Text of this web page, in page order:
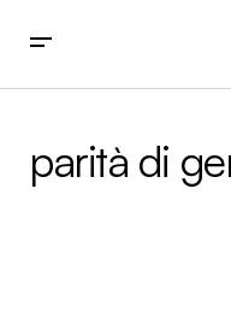
parità di